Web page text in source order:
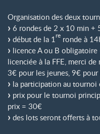
Organisation des deux
6 rondes de 2 x 10 min +
début de la 1re ronde à
licence A ou B obligatoire
licenciée à la FFE, merci
3€ pour les jeunes, 9€ pour
la participation au tournoi
prix pour le tournoi
prix = 30€
des lots seront offerts à